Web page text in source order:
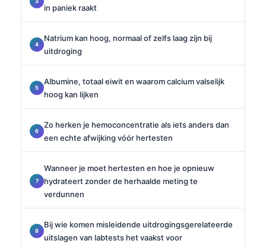
in paniek raakt
Natrium kan hoog, normaal of zelfs laag zijn bij
uitdroging
Albumine, totaal eiwit en waarom calcium valselijk
hoog kan lijken
Zo herken je hemoconcentratie als iets anders dan
een echte afwijking vóór hertesten
Wanneer je moet hertesten en hoe je opnieuw
hydrateert zonder de herhaalde meting te
verdunnen
Bij wie komen misleidende uitdrogingsgerelateerde
uitslagen van labtests het vaakst voor